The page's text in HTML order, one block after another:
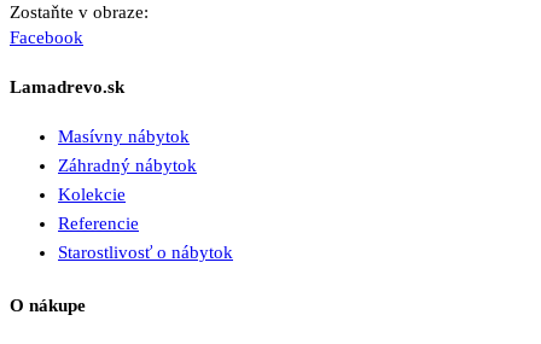
Zostaňte v obraze:
Facebook
Lamadrevo.sk
Masívny nábytok
Záhradný nábytok
Kolekcie
Referencie
Starostlivosť o nábytok
O nákupe